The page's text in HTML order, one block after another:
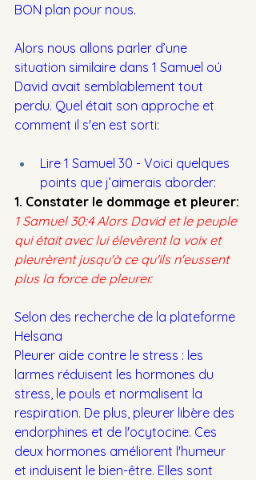
BON plan pour nous.
Alors nous allons parler d’une
situation similaire dans 1 Samuel oú
David avait semblablement tout
perdu. Quel était son approche et
comment il s'en est sorti:
Lire 1 Samuel 30 - Voici quelques
points que j’aimerais aborder:
1. Constater le dommage et pleurer:
1 Samuel 30:4 Alors David et le peuple
qui était avec lui élevèrent la voix et
pleurèrent jusqu'à ce qu'ils n'eussent
plus la force de pleurer.
Selon des recherche de la plateforme
Helsana
Pleurer aide contre le stress : les
larmes réduisent les hormones du
stress, le pouls et normalisent la
respiration. De plus, pleurer libère des
endorphines et de l'ocytocine. Ces
deux hormones améliorent l'humeur
et induisent le bien-être. Elles sont